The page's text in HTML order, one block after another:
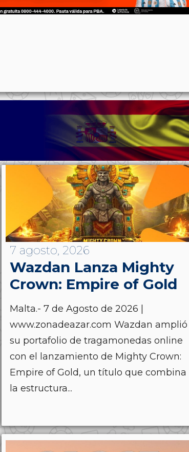
7 agosto, 2026
Wazdan Lanza Mighty
Crown: Empire of Gold
Malta.- 7 de Agosto de 2026 |
www.zonadeazar.com Wazdan amplió
su portafolio de tragamonedas online
con el lanzamiento de Mighty Crown:
Empire of Gold, un título que combina
la estructura...